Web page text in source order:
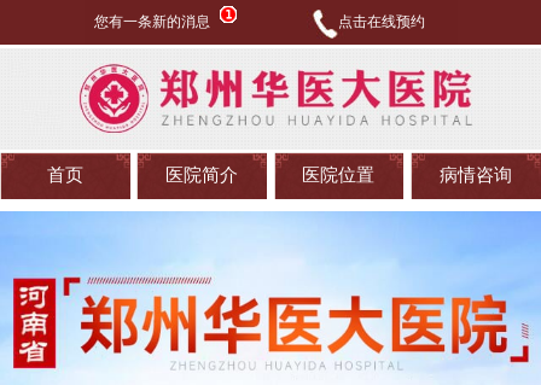
您有一条新的消息 点击在线预约
首页 医院简介 医院位置 病情咨询